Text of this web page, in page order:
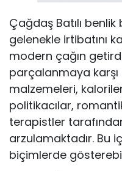
Çağdaş Batılı
gelenekle irtibatını
modern çağın
parçalanmaya
malzemeleri,
politikacılar,
terapistler
arzulamaktadır. Bu
biçimlerde